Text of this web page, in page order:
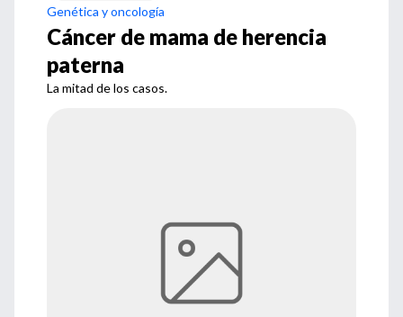
Genética y oncología
Cáncer de mama de herencia
paterna
La mitad de los casos.